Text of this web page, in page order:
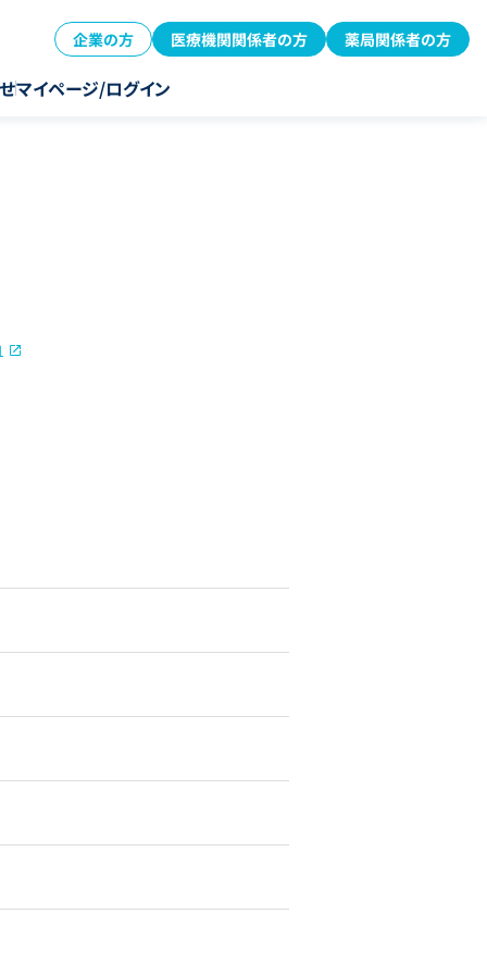
企業の方 医療機関関係者の方 薬局関係者の方
マイページ/ログイン